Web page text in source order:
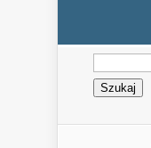
Szukaj: